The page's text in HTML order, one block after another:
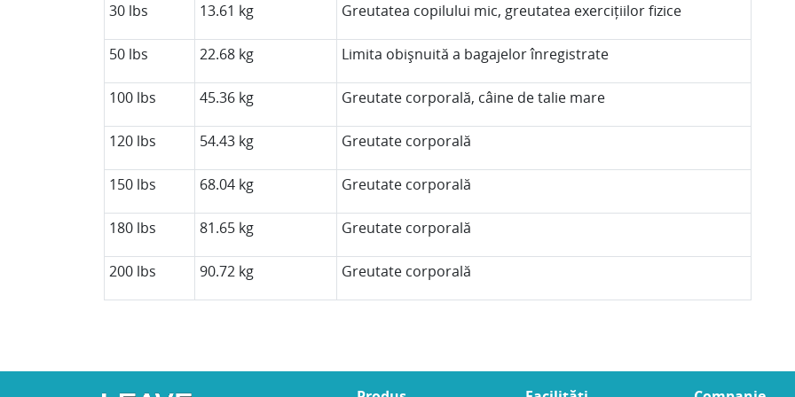
30 lbs 13.61 kg Greutatea copilului mic, greutatea exercițiilor fizice
50 lbs 22.68 kg Limita obișnuită a bagajelor înregistrate
100 lbs 45.36 kg Greutate corporală, câine de talie mare
120 lbs 54.43 kg Greutate corporală
150 lbs 68.04 kg Greutate corporală
180 lbs 81.65 kg Greutate corporală
200 lbs 90.72 kg Greutate corporală